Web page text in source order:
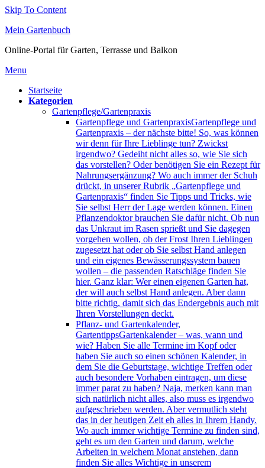
Skip To Content
Mein Gartenbuch
Online-Portal für Garten, Terrasse und Balkon
Menu
Startseite
Kategorien
Gartenpflege/Gartenpraxis
Gartenpflege und GartenpraxisGartenpflege und
Gartenpraxis – der nächste bitte! So, was können
wir denn für Ihre Lieblinge tun? Zwickst
irgendwo? Gedeiht nicht alles so, wie Sie sich
das vorstellen? Oder benötigen Sie ein Rezept für
Nahrungsergänzung? Wo auch immer der Schuh
drückt, in unserer Rubrik „Gartenpflege und
Gartenpraxis“ finden Sie Tipps und Tricks, wie
Sie selbst Herr der Lage werden können. Einen
Pflanzendoktor brauchen Sie dafür nicht. Ob nun
das Unkraut im Rasen sprießt und Sie dagegen
vorgehen wollen, ob der Frost Ihren Lieblingen
zugesetzt hat oder ob Sie selbst Hand anlegen
und ein eigenes Bewässerungssystem bauen
wollen – die passenden Ratschläge finden Sie
hier. Ganz klar: Wer einen eigenen Garten hat,
der will auch selbst Hand anlegen. Aber dann
bitte richtig, damit sich das Endergebnis auch mit
Ihren Vorstellungen deckt.
Pflanz- und Gartenkalender,
GartentippsGartenkalender – was, wann und
wie? Haben Sie alle Termine im Kopf oder
haben Sie auch so einen schönen Kalender, in
dem Sie die Geburtstage, wichtige Treffen oder
auch besondere Vorhaben eintragen, um diese
immer parat zu haben? Naja, merken kann man
sich natürlich nicht alles, also muss es irgendwo
aufgeschrieben werden. Aber vermutlich steht
das in der heutigen Zeit eh alles in Ihrem Handy.
Wo auch immer wichtige Termine zu finden sind,
geht es um den Garten und darum, welche
Arbeiten in welchem Monat anstehen, dann
finden Sie alles Wichtige in unserem